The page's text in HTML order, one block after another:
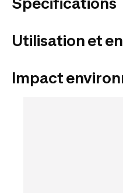
Utilisation et
Impact